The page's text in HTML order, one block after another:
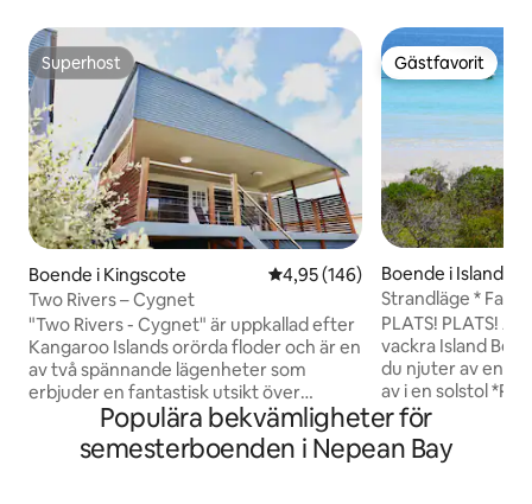
Superhost
Superhost
Boende i Kingscote 4,95 av 5 i genomsnittligt
4,95 (146)
Two Rivers – Cygnet
"Two Rivers - Cygnet" är uppkallad efter
Kangaroo Islands orörda floder och är en
av två spännande lägenheter som
erbjuder en fantastisk utsikt över
Nepean Bay. Genomtänkt stil med
modern elegans, plysch sängkläder och
lyxiga sängkläder, strävar vi efter att
Gästfavorit
Gästfavorit
Boende i Island
Strandläge *
PLATS! PLATS! Absolut strandläge på
vackra Island Beach SLAPPNA AV
du njuter av en
av i en solstol *Panoramautsikt över
havet * Stor altan med grillplats och
matplats Ingen
strand Barn- och djurvänligt Perfekt bas
Populära bekvämligheter för
semesterboenden i Nepean Bay